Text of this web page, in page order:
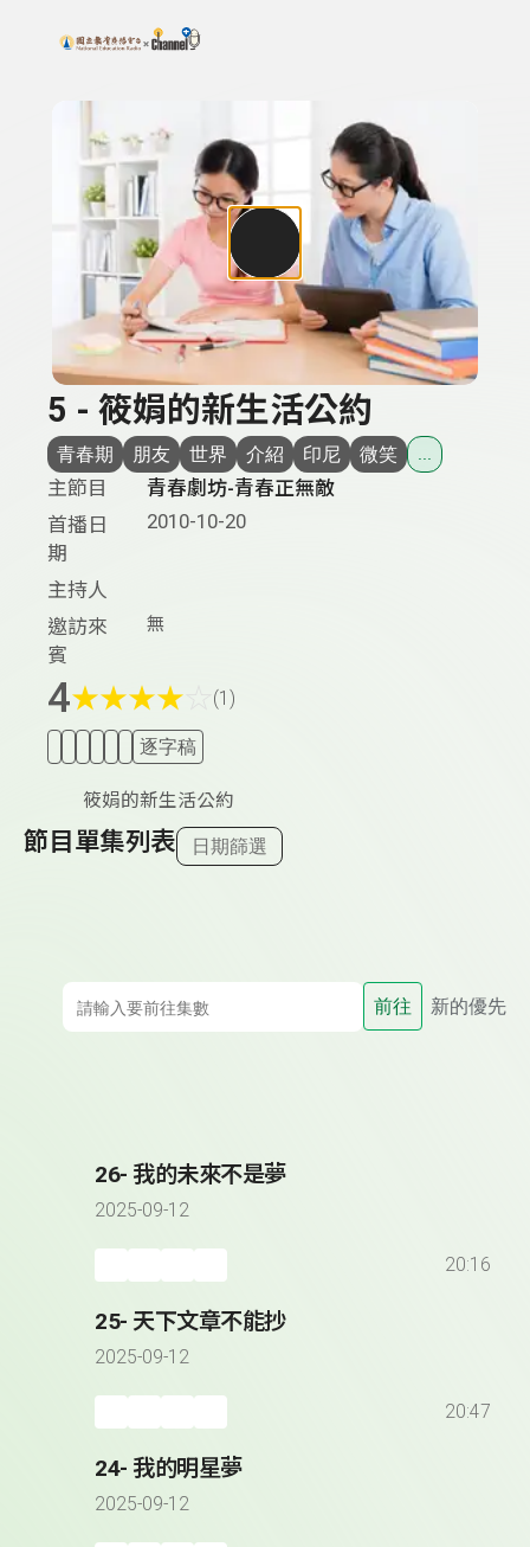
上方功能區塊
搜尋關鍵字：可輸入節目名稱、主持人或關鍵字
5 - 筱娟的新生活公約
青春期 朋友 世界 介紹 印尼 微笑 ...
主節目
青春劇坊-青春正無敵
首播日
期
2010-10-20
主持人
邀訪來
賓
無
4★★★★ (1)
逐字稿
筱娟的新生活公約
節目單集列表 日期篩選
前往 新的優先
26- 我的未來不是夢
2025-09-12
20:16
25- 天下文章不能抄
2025-09-12
20:47
24- 我的明星夢
2025-09-12